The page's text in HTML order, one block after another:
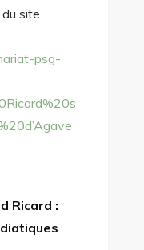
site
psg-
Ricard :